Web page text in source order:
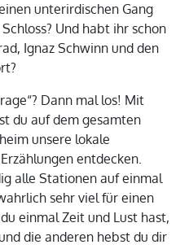
unterirdischen Gang
Und habt ihr schon
Ignaz Schwinn und den
Dann mal los! Mit
du auf dem gesamten
unsere lokale
entdecken.
alle Stationen auf einmal
sehr viel für einen
einmal Zeit und Lust hast,
die anderen hebst du dir